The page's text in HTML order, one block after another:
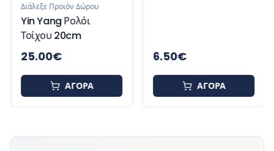
Διάλεξε Προιόν Δώρου
Yin Yang Ρολόι
Τοίχου 20cm
25.00€
ΑΓΟΡΑ
σχέδιο σας για
ανακαίνιση μπάνιου ή
κουζίνας 10.8x10.8
6.50€
ΑΓΟΡΑ